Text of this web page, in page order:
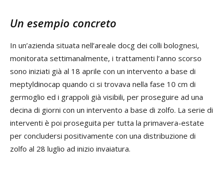
Un esempio concreto
In un’azienda situata nell’areale docg dei colli bolognesi,
monitorata settimanalmente, i trattamenti l’anno scorso
sono iniziati già al 18 aprile con un intervento a base di
meptyldinocap quando ci si trovava nella fase 10 cm di
germoglio ed i grappoli già visibili, per proseguire ad una
decina di giorni con un intervento a base di zolfo. La serie di
interventi è poi proseguita per tutta la primavera-estate
per concludersi positivamente con una distribuzione di
zolfo al 28 luglio ad inizio invaiatura.